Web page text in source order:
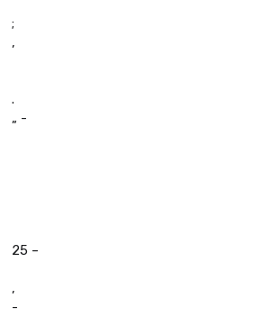
;
,
.
„ -
25 –
,
-